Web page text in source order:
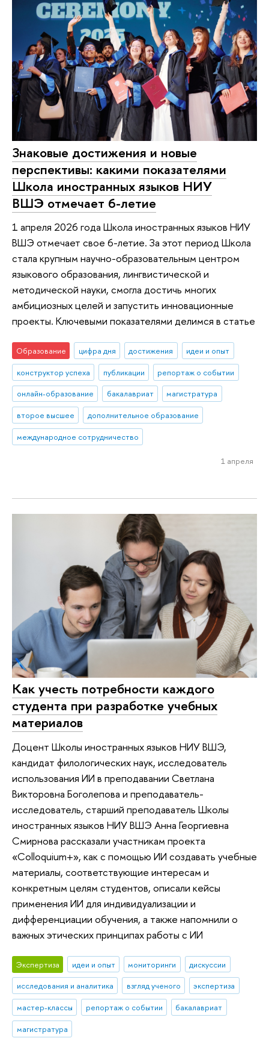
Знаковые достижения и новые
перспективы: какими показателями
Школа иностранных языков НИУ
ВШЭ отмечает 6-летие
1 апреля 2026 года Школа иностранных языков НИУ
ВШЭ отмечает свое 6-летие. За этот период Школа
стала крупным научно-образовательным центром
языкового образования, лингвистической и
методической науки, смогла достичь многих
амбициозных целей и запустить инновационные
проекты. Ключевыми показателями делимся в статье
Образование цифра дня достижения
идеи и опыт
конструктор успеха
публикации
репортаж о событии
онлайн-образование
бакалавриат
магистратура
второе высшее
дополнительное образование
международное сотрудничество
1 апреля
Как учесть потребности каждого
студента при разработке учебных
материалов
Доцент Школы иностранных языков НИУ ВШЭ,
кандидат филологических наук, исследователь
использования ИИ в преподавании Светлана
Викторовна Боголепова и преподаватель-
исследователь, старший преподаватель Школы
иностранных языков НИУ ВШЭ Анна Георгиевна
Смирнова рассказали участникам проекта
«Colloquium+», как с помощью ИИ создавать учебные
материалы, соответствующие интересам и
конкретным целям студентов, описали кейсы
применения ИИ для индивидуализации и
дифференциации обучения, а также напомнили о
важных этических принципах работы с ИИ
Экспертиза идеи и опыт мониторинги
дискуссии
исследования и аналитика
взгляд ученого
экспертиза
мастер-классы
репортаж о событии
бакалавриат
магистратура